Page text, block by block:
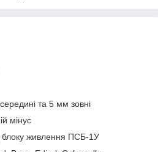
та 5 мм зовні
мінус
блоку живлення ПСБ-1У